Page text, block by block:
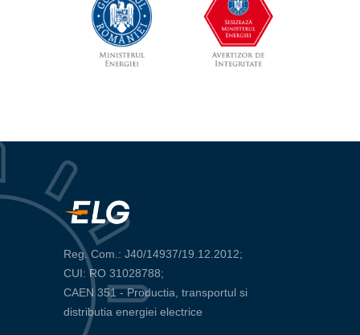
Reg. Com.: J40/14937/19.12.2012;
CUI: RO 31028788;
CAEN 351 - Productia, transportul si
distributia energiei electrice